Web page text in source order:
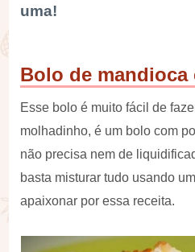
uma!
Bolo de mandioca
Esse bolo é muito fácil de
molhadinho, é um bolo com
não precisa nem de
basta misturar tudo usando
apaixonar por essa receita.